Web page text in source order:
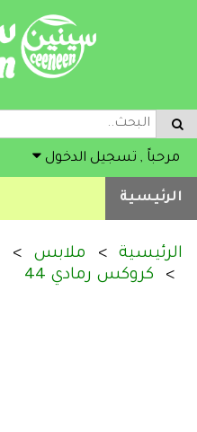
مرحباً , تسجيل الدخول
الرئيسية
الرئيسية ملابس
كروكس رمادي 44